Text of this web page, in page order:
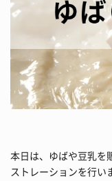
本日は、ゆばや豆乳を
ストレーションを行い